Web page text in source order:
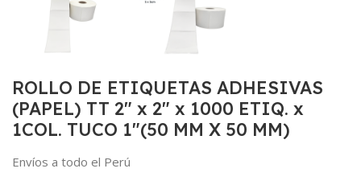
ROLLO DE ETIQUETAS ADHESIVAS
(PAPEL) TT 2″ x 2″ x 1000 ETIQ. x
1COL. TUCO 1″(50 MM X 50 MM)
Envíos a todo el Perú